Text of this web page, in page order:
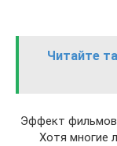
Читайте
Эффект фильмов
Хотя многие